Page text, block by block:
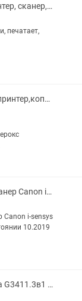
МФУ Panasonic (принтер, сканер, ксерокс)
печатает,
3в1-МФУ HP M125a-принтер,копир,сканер,ксерокс лазерный Алматы-Almaty
ГАРАНТИЯ на...
Принтер, ксерокс, сканер Canon i-sensys MF 3010 бу 10.2019 кв.
Canon i-sensys
10.2019
Принтер Ganon Pixma G3411.3в1 принтер,сканер,ксерокс. Можно на запчасти.Не